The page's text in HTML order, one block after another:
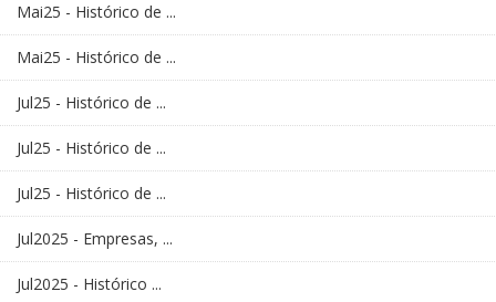
Mai25 - Histórico de ...
Mai25 - Histórico de ...
Jul25 - Histórico de ...
Jul25 - Histórico de ...
Jul25 - Histórico de ...
Jul2025 - Empresas, ...
Jul2025 - Histórico ...